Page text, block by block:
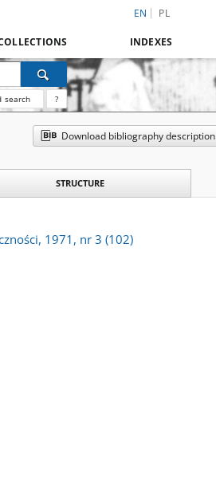
EN PL
INDEXES
search ?
Download bibliography description
STRUCTURE
1971, nr 3 (102)